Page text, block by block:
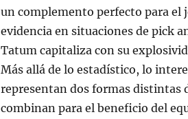
un complemento perfecto para el
evidencia en situaciones de pick
Tatum capitaliza con su
Más allá de lo estadístico, lo
representan dos formas distintas
combinan para el beneficio del